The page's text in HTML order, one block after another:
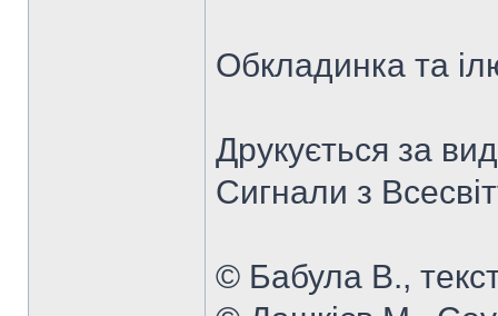
Обкладинка та
Друкується за
Сигнали з
© Бабула В.,